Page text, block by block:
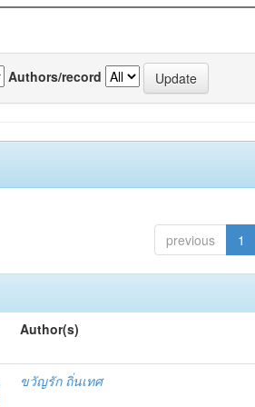
Authors/record
previous 1
Author(s)
ขวัญรัก ถิ่นเทศ